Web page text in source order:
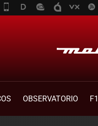
OBSERVATORIO F1